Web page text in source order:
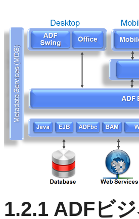
1.2.1 ADFビ